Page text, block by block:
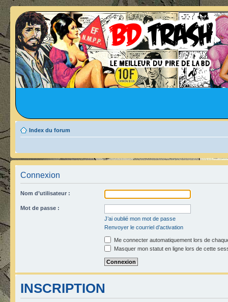
Index du forum
Connexion
Nom d’utilisateur :
Mot de passe :
J’ai oublié mon mot de passe
Renvoyer le courriel d’activation
Me connecter automatiquement lors de
Masquer mon statut en ligne lors de cette
INSCRIPTION